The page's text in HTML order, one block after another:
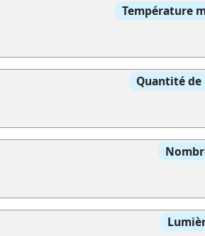
Température
Quantité